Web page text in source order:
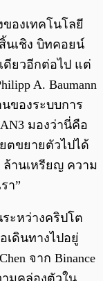
องเทคโนโลยี
นเชิง บิทคอยน์
ดียวอีกต่อไป แต่
A. Baumann
นของระบบการ
มองว่านี่คือ
ตขยายตัวไปได้
านเหรียญ ความ
า”
ะหว่างคริปโต
เดินทางไปอยู่
จาก Binance